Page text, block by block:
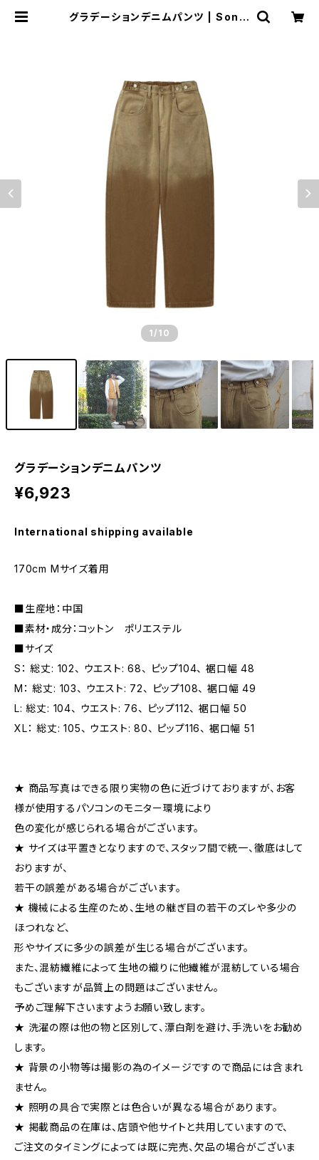
グラデーションデニムパンツ | Son o
1 /10
グラデーションデニムパンツ
¥6,923
International shipping available
170cm Mサイズ着用
■生産地：中国
■素材・成分：コットン ポリエステル
■サイズ
S： 総丈: 102、 ウエスト: 68、 ピップ104、 裾口幅 48
M： 総丈: 103、 ウエスト: 72、 ピップ108、 裾口幅 49
L: 総丈: 104、 ウエスト: 76、 ピップ112、 裾口幅 50
XL： 総丈: 105、 ウエスト: 80、 ピップ116、 裾口幅 51
★ 商品写真はできる限り実物の色に近づけておりますが、お客
様が使用するパソコンのモニター環境により
色の変化が感じられる場合がございます。
★ サイズは平置きとなりますので、スタッフ間で統一、徹底はして
おりますが、
若干の誤差がある場合がございます。
★ 機械による生産のため、生地の継ぎ目の若干のズレや多少の
ほつれなど、
形やサイズに多少の誤差が生じる場合がございます。
また、混紡繊維によって生地の織りに他繊維が混紡している場合
もございますが品質上の問題はございません。
予めご理解下さいますようお願い致します。
★ 洗濯の際は他の物と区別して、漂白剤を避け、手洗いをお勧め
します。
★ 背景の小物等は撮影の為のイメージですので商品には含まれ
ません。
★ 照明の具合で実際とは色合いが異なる場合があります。
★ 掲載商品の在庫は、店頭や他サイトと共用していますので、
ご注文のタイミングによっては既に完売、欠品の場合がございま